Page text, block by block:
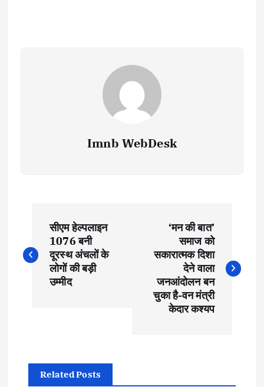
Imnb WebDesk
o
a
सीएम हेल्पलाइन
1076 बनी
दूरस्थ अंचलों के
लोगों की बड़ी
उम्मीद
‘मन की बात’
समाज को
सकारात्मक दिशा
देने वाला
जनआंदोलन बन
चुका है-वन मंत्री
केदार कश्यप
Related Posts